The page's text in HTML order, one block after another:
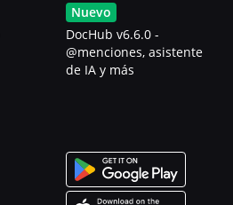
Nuevo
DocHub v6.6.0 -
@menciones, asistente
de IA y más